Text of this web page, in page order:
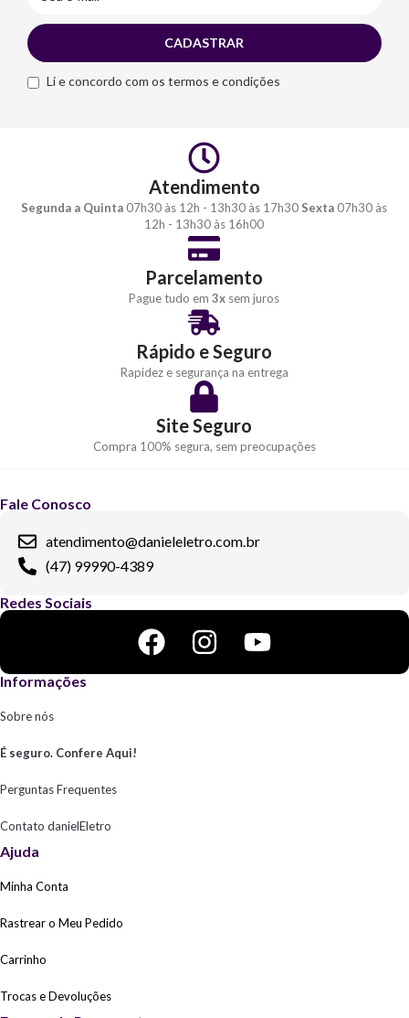
Li e concordo com os termos e condições
Atendimento
Segunda a Quinta 07h30 às 12h - 13h30 às 17h30 Sexta 07h30 às
12h - 13h30 às 16h00
Parcelamento
Pague tudo em3x sem juros
Rápido e Seguro
Rapidez e segurança na entrega
Site Seguro
Compra 100% segura, sem preocupações
Fale Conosco
atendimento@danieleletro.com.br
(47) 99990-4389
Redes Sociais
Informações
Sobre nós
É seguro. Confere Aqui!
Perguntas Frequentes
Contato danielEletro
Ajuda
Minha Conta
Rastrear o Meu Pedido
Carrinho
Trocas e Devoluções